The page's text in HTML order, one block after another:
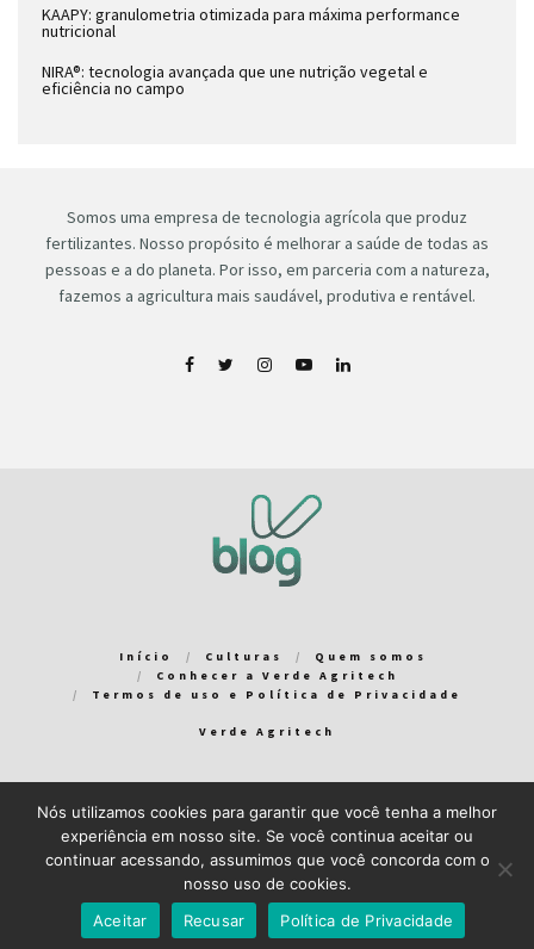
KAAPY: granulometria otimizada para máxima performance
nutricional
NIRA®: tecnologia avançada que une nutrição vegetal e
eficiência no campo
Somos uma empresa de tecnologia agrícola que produz
fertilizantes. Nosso propósito é melhorar a saúde de todas as
pessoas e a do planeta. Por isso, em parceria com a natureza,
fazemos a agricultura mais saudável, produtiva e rentável.
Início Culturas
Quem somos
Conhecer a Verde Agritech
Termos de uso e Política de Privacidade
Verde Agritech
Bem-vindo ao Verde Blog! Para que a sua experiência em nosso
blog seja a melhor possível, utilizamos cookies. Você pode
aceitar ou gerenciar seus cookiesaqui.
Recuso Close GDPR Cookie Banner
Nós utilizamos cookies para garantir que você tenha a melhor
experiência em nosso site. Se você continua aceitar ou
continuar acessando, assumimos que você concorda com o
nosso uso de cookies.
Aceitar
Recusar Política de Privacidade